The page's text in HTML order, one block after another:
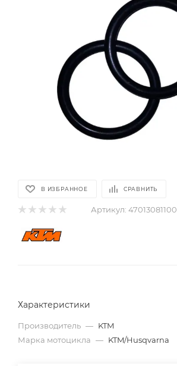
В ИЗБРАННОЕ СРАВНИТЬ
Артикул: 47013081100
Характеристики
Производитель — KTM
Марка мотоцикла — KTM/Husqvarna